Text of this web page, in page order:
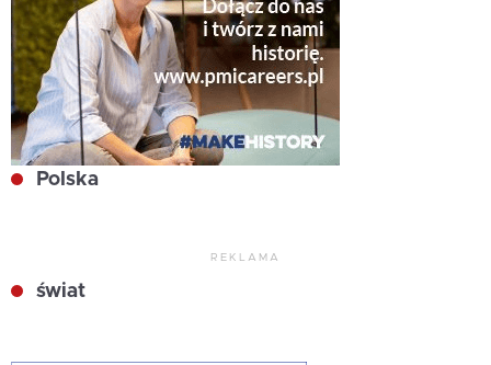
Polska
REKLAMA
świat